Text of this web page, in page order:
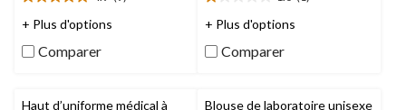
4.9
étoile(s)
5.
+ Plus d'options
Comparer
1.0
étoile(s)
5.
+ Plus d'options
Comparer
Haut d’uniforme médical à
Blouse de laboratoire unisexe